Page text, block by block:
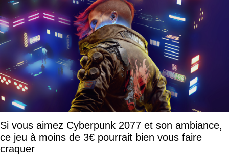
Si vous aimez Cyberpunk 2077 et son ambiance,
ce jeu à moins de 3€ pourrait bien vous faire
craquer